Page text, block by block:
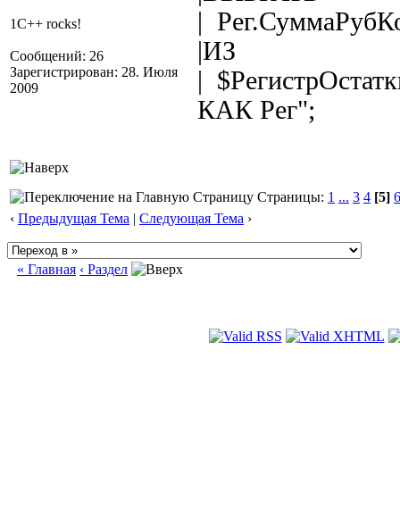
1C++ rocks!
Сообщений: 26
Зарегистрирован: 28. Июля
2009
|
|ИЗ
|
КАК Рег";
Страницы: 1 ... 3 4 [5] 6
‹ Предыдущая Тема | Следующая Тема ›
« Главная ‹ Раздел